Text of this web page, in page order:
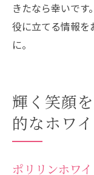
きたなら幸いで
役に立てる情報を
に。
輝く笑顔
的なホワ
ポリリンホワ